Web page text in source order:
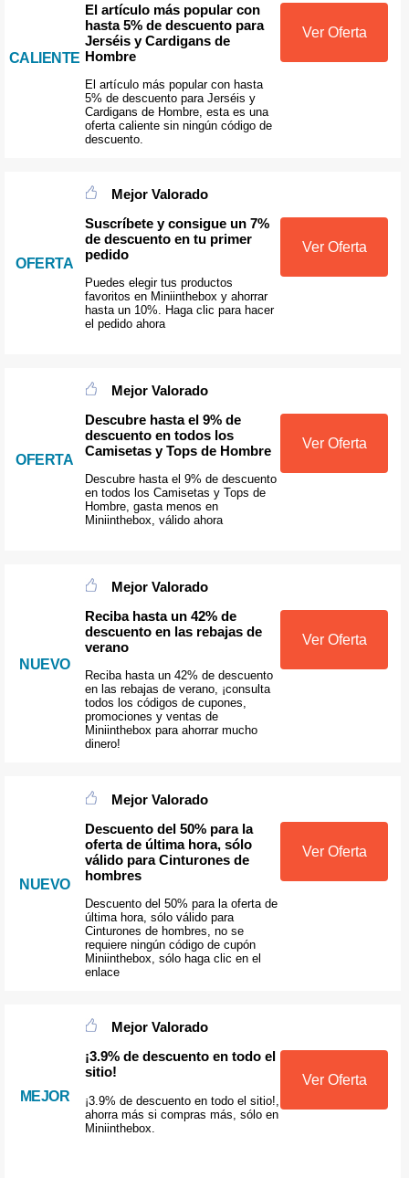
CALIENTE
El artículo más popular con
hasta 5% de descuento para
Jerséis y Cardigans de
Hombre
El artículo más popular con hasta
5% de descuento para Jerséis y
Cardigans de Hombre, esta es una
oferta caliente sin ningún código de
descuento.
Ver Oferta
OFERTA
Mejor Valorado
Suscríbete y consigue un 7%
de descuento en tu primer
pedido
Puedes elegir tus productos
favoritos en Miniinthebox y ahorrar
hasta un 10%. Haga clic para hacer
el pedido ahora
Ver Oferta
OFERTA
Mejor Valorado
Descubre hasta el 9% de
descuento en todos los
Camisetas y Tops de Hombre
Descubre hasta el 9% de descuento
en todos los Camisetas y Tops de
Hombre, gasta menos en
Miniinthebox, válido ahora
Ver Oferta
NUEVO
Mejor Valorado
Reciba hasta un 42% de
descuento en las rebajas de
verano
Reciba hasta un 42% de descuento
en las rebajas de verano, ¡consulta
todos los códigos de cupones,
promociones y ventas de
Miniinthebox para ahorrar mucho
dinero!
Ver Oferta
NUEVO
Mejor Valorado
Descuento del 50% para la
oferta de última hora, sólo
válido para Cinturones de
hombres
Descuento del 50% para la oferta de
última hora, sólo válido para
Cinturones de hombres, no se
requiere ningún código de cupón
Miniinthebox, sólo haga clic en el
enlace
Ver Oferta
MEJOR
Mejor Valorado
¡3.9% de descuento en todo el
sitio!
¡3.9% de descuento en todo el sitio!,
ahorra más si compras más, sólo en
Miniinthebox.
Ver Oferta